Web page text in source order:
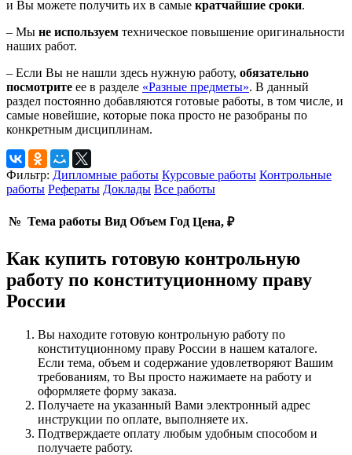
и Вы можете получить их в самые кратчайшие сроки.
– Мы не используем техническое повышение оригинальности
наших работ.
– Если Вы не нашли здесь нужную работу, обязательно
посмотрите ее в разделе «Разные предметы». В данный
раздел постоянно добавляются готовые работы, в том числе, и
самые новейшие, которые пока просто не разобраны по
конкретным дисциплинам.
Фильтр: Дипломные работы Курсовые работы Контрольные
работы Рефераты Доклады Все работы
№ Тема работы Вид Объем Год Цена, ₽
Как купить готовую контрольную
работу по конституционному праву
России
Вы находите готовую контрольную работу по
конституционному праву России в нашем каталоге.
Если тема, объем и содержание удовлетворяют Вашим
требованиям, то Вы просто нажимаете на работу и
оформляете форму заказа.
Получаете на указанный Вами электронный адрес
инструкции по оплате, выполняете их.
Подтверждаете оплату любым удобным способом и
получаете работу.